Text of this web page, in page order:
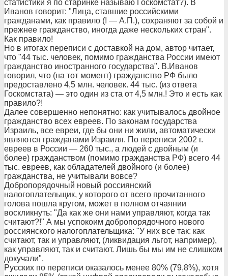
статистики я по старинке называю Госкомстат?). В
Иванов говорит: "Лица, ставшие российскими
гражданами, как правило (! — А.П.), сохраняют за собой и
прежнее гражданство, иногда даже нескольких стран".
Как правило!
Но в итогах переписи с доставкой на дом, автор читает,
что "44 тыс. человек, помимо гражданства России имеют
гражданство иностранного государства". В.Иванов
говорил, что (на тот момент) гражданство РФ было
предоставлено 4,5 млн. человек. 44 тыс. (из ответа
Госкомстата) — это один из ста от 4,5 млн.! Это и есть как
правило?!
Далее совершенно непонятно: как учитывалось двойное
гражданство всех евреев. По законам государства
Израиль, все евреи, где бы они ни жили, автоматически
являются гражданами Израиля. По переписи 2002 г.
евреев в России — 260 тыс., а людей с двойным (и
более) гражданством (помимо гражданства РФ) всего 44
тыс. евреев, как обладателей двойного (и более)
гражданства, не учитывали вовсе?
Добропорядочный новый россиянский
налогоплательщик, у которого от всего прочитанного
голова пошла кругом, может в полном отчаянии
воскликнуть: "Да как же они нами управляют, когда так
считают?!" А мы успокоим добропорядочного нового
россиянского налогоплательщика: "У них все так: как
считают, так и управляют, (ликвидация льгот, например),
как управляют, так и считают. Лишь бы мы им не слишком
докучали".
Русских по переписи оказалось менее 80% (79,8%), хотя